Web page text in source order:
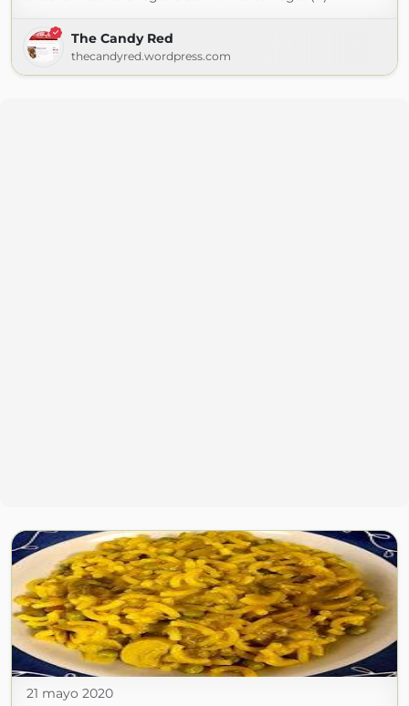
The Candy Red
thecandyred.wordpress.com
21 mayo 2020